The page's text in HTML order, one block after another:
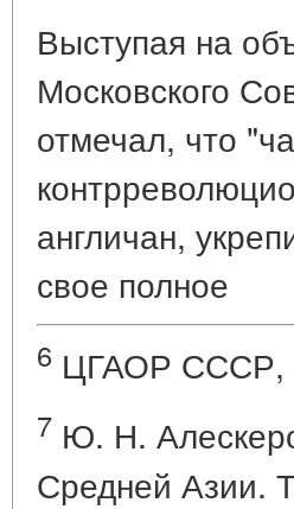
Выступая на
Московского
отмечал, что
англичан,
свое полное
6 ЦГАОР СССР,
7 Ю. Н.
Средней Азии.